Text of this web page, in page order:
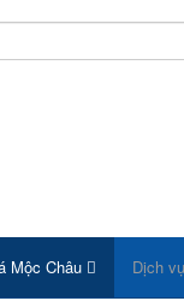
Mộc Châu Dịch vụ